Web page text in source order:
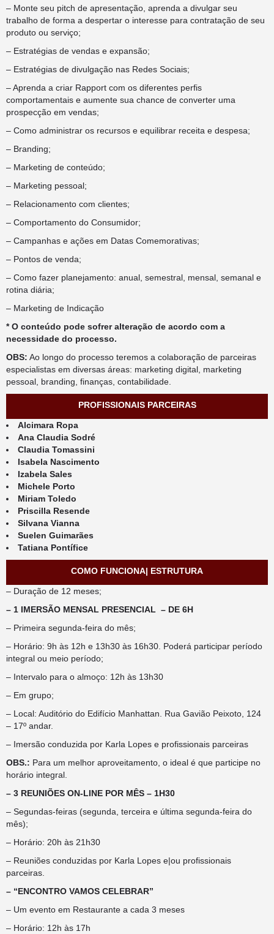
– Monte seu pitch de apresentação, aprenda a divulgar seu
trabalho de forma a despertar o interesse para contratação de seu
produto ou serviço;
– Estratégias de vendas e expansão;
– Estratégias de divulgação nas Redes Sociais;
– Aprenda a criar Rapport com os diferentes perfis
comportamentais e aumente sua chance de converter uma
prospecção em vendas;
– Como administrar os recursos e equilibrar receita e despesa;
– Branding;
– Marketing de conteúdo;
– Marketing pessoal;
– Relacionamento com clientes;
– Comportamento do Consumidor;
– Campanhas e ações em Datas Comemorativas;
– Pontos de venda;
– Como fazer planejamento: anual, semestral, mensal, semanal e
rotina diária;
– Marketing de Indicação
* O conteúdo pode sofrer alteração de acordo com a
necessidade do processo.
OBS: Ao longo do processo teremos a colaboração de parceiras
especialistas em diversas áreas: marketing digital, marketing
pessoal, branding, finanças, contabilidade.
PROFISSIONAIS PARCEIRAS
Alcimara Ropa
Ana Claudia Sodré
Claudia Tomassini
Isabela Nascimento
Izabela Sales
Michele Porto
Miriam Toledo
Priscilla Resende
Silvana Vianna
Suelen Guimarães
Tatiana Pontífice
COMO FUNCIONA| ESTRUTURA
– Duração de 12 meses;
– 1 IMERSÃO MENSAL PRESENCIAL – DE 6H
– Primeira segunda-feira do mês;
– Horário: 9h às 12h e 13h30 às 16h30. Poderá participar período
integral ou meio período;
– Intervalo para o almoço: 12h às 13h30
– Em grupo;
– Local: Auditório do Edifício Manhattan. Rua Gavião Peixoto, 124
– 17º andar.
– Imersão conduzida por Karla Lopes e profissionais parceiras
OBS.: Para um melhor aproveitamento, o ideal é que participe no
horário integral.
– 3 REUNIÕES ON-LINE POR MÊS – 1H30
– Segundas-feiras (segunda, terceira e última segunda-feira do
mês);
– Horário: 20h às 21h30
– Reuniões conduzidas por Karla Lopes e|ou profissionais
parceiras.
– “ENCONTRO VAMOS CELEBRAR”
– Um evento em Restaurante a cada 3 meses
– Horário: 12h às 17h